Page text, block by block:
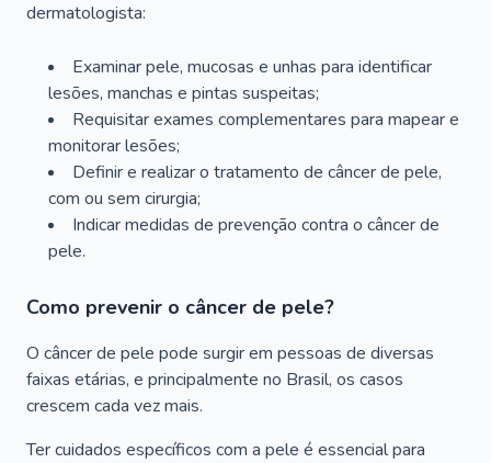
dermatologista:
Examinar pele, mucosas e unhas para identificar
lesões, manchas e pintas suspeitas;
Requisitar exames complementares para mapear e
monitorar lesões;
Definir e realizar o tratamento de câncer de pele,
com ou sem cirurgia;
Indicar medidas de prevenção contra o câncer de
pele.
Como prevenir o câncer de pele?
O câncer de pele pode surgir em pessoas de diversas
faixas etárias, e principalmente no Brasil, os casos
crescem cada vez mais.
Ter cuidados específicos com a pele é essencial para